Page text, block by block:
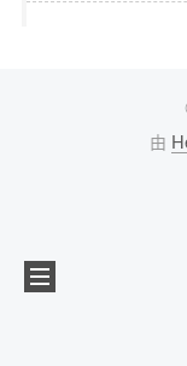
由